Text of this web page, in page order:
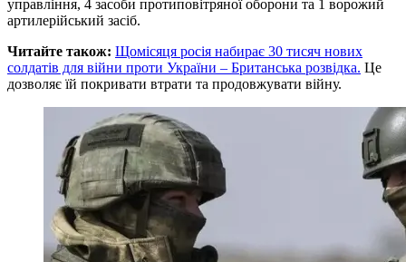
управління, 4 засоби протиповітряної оборони та 1 ворожий
артилерійський засіб.
Читайте також: Щомісяця росія набирає 30 тисяч нових
солдатів для війни проти України – Британська розвідка. Це
дозволяє їй покривати втрати та продовжувати війну.